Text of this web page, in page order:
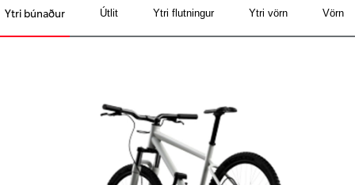
Ytri búnaður Útlit Ytri flutningur Ytri vörn Vörn